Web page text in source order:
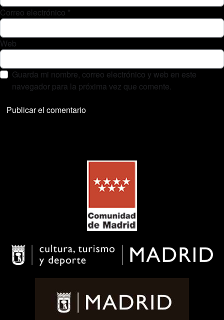
Correo electrónico *
Web
Guarda mi nombre, correo electrónico y web en este
navegador para la próxima vez que comente.